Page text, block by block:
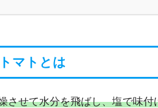
マトとは
させて水分を飛ばし、塩で味付